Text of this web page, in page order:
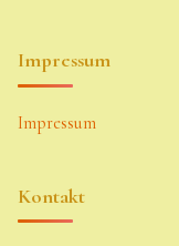
Impressum
Impressum
Kontakt